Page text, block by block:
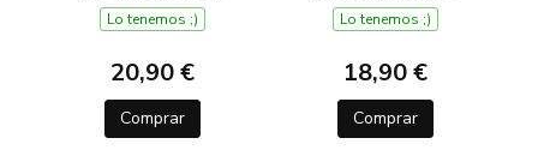
Lo tenemos ;)
20,90 €
Comprar
Lo tenemos ;)
18,90 €
Comprar